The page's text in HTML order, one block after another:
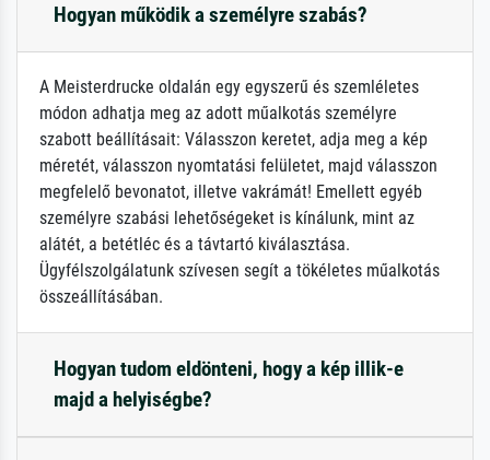
Hogyan működik a személyre szabás?
A Meisterdrucke oldalán egy egyszerű és szemléletes
módon adhatja meg az adott műalkotás személyre
szabott beállításait: Válasszon keretet, adja meg a kép
méretét, válasszon nyomtatási felületet, majd válasszon
megfelelő bevonatot, illetve vakrámát! Emellett egyéb
személyre szabási lehetőségeket is kínálunk, mint az
alátét, a betétléc és a távtartó kiválasztása.
Ügyfélszolgálatunk szívesen segít a tökéletes műalkotás
összeállításában.
Hogyan tudom eldönteni, hogy a kép illik-e
majd a helyiségbe?